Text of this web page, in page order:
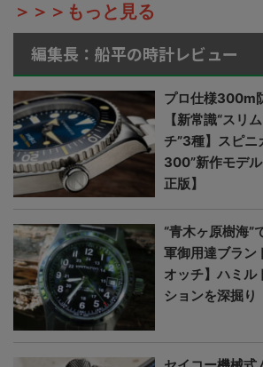
＞＞＞もっと見る
編集長：船平の時計レビュー
プロ仕様300m
【新常識“スリ
チ”3種】スピニ
300”新作モデ
正版】
“青木ヶ原樹海”
軍御用達ブラン
オッチ】ハミル
ションを深掘り